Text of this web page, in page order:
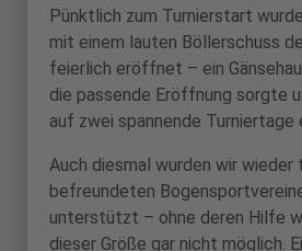
Pünktlich zum Turnierstart
mit einem lauten Böllerschuss
feierlich eröffnet – ein
die passende Eröffnung sorgte
auf zwei spannende Turniertage
Auch diesmal wurden wir
befreundeten
unterstützt – ohne deren Hilfe
dieser Größe gar nicht möglich.